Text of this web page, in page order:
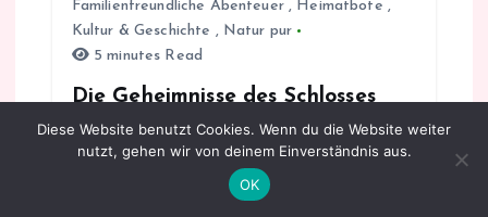
i
Familienfreundliche Abenteuer, Heimatbote ,
Kultur & Geschichte , Natur pur
5 minutes Read
Die Geheimnisse des Schlosses
Kamieniec Ząbkowicki –
Geschichte, Legenden und
architektonische Meisterwerke
Diese Website benutzt Cookies. Wenn du die Website weiter
nutzt, gehen wir von deinem Einverständnis aus.
OK